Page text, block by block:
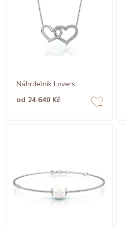
Náhrdelník Lovers
od 24 640 Kč